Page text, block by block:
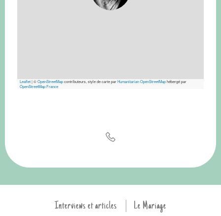
Leaflet|©OpenStreetMapcontributeurs, style de carte parHumanitarian OpenStreetMaphébergé par
OpenStreetMap France
Interviews et articles
Le Mariage